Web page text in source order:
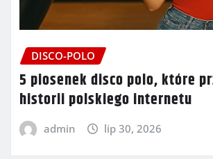
DISCO-POLO
5 piosenek disco polo, które
historii polskiego internetu
admin lip 30, 2026